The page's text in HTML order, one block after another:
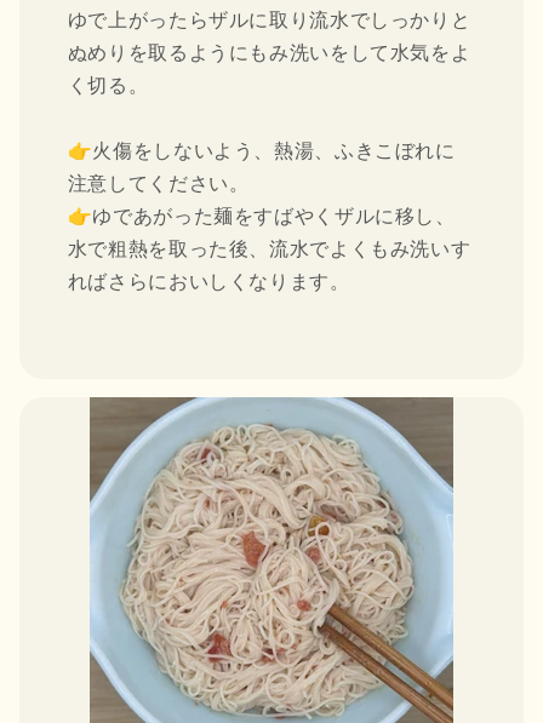
ゆで上がったらザルに取り流水でしっかりと
ぬめりを取るようにもみ洗いをして水気をよ
く切る。
👉火傷をしないよう、熱湯、ふきこぼれに
注意してください。
👉ゆであがった麺をすばやくザルに移し、
水で粗熱を取った後、流水でよくもみ洗いす
ればさらにおいしくなります。